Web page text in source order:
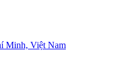
Minh, Việt Nam